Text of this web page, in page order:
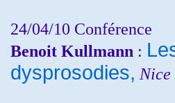
24/04/10 Conférence
Benoit Kullmann :
dysprosodies, Nice